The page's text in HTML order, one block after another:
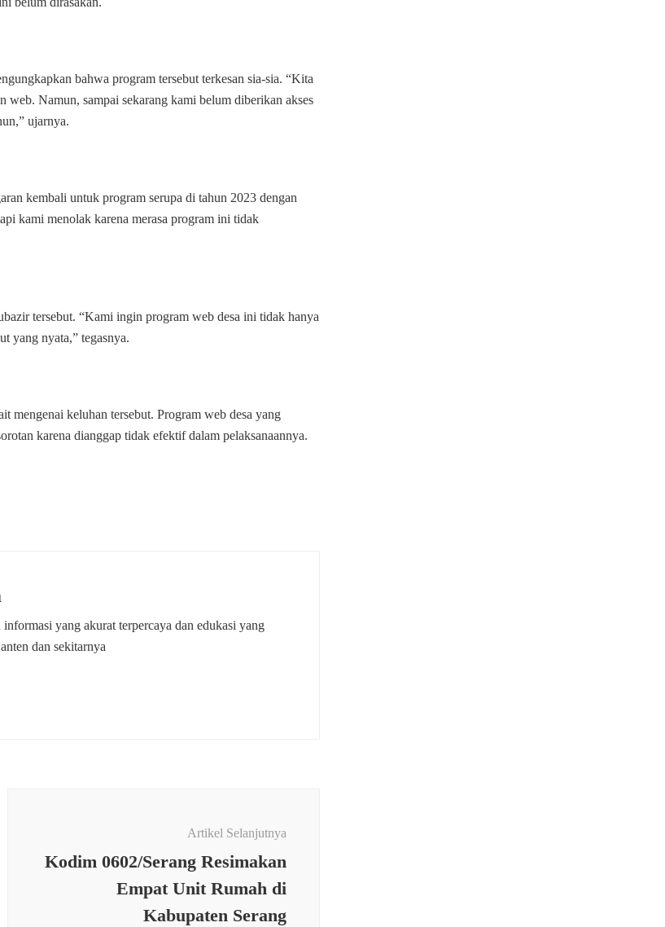
bahwa program tersebut terkesan sia-sia. “Kita
Namun, sampai sekarang kami belum diberikan akses
ujarnya.
kembali untuk program serupa di tahun 2023 dengan
kami menolak karena merasa program ini tidak
tersebut. “Kami ingin program web desa ini tidak hanya
yang nyata,” tegasnya.
mengenai keluhan tersebut. Program web desa yang
karena dianggap tidak efektif dalam pelaksanaannya.
yang akurat terpercaya dan edukasi yang
dan sekitarnya
Artikel Selanjutnya
Kodim 0602/Serang Resimakan
Empat Unit Rumah di
Kabupaten Serang